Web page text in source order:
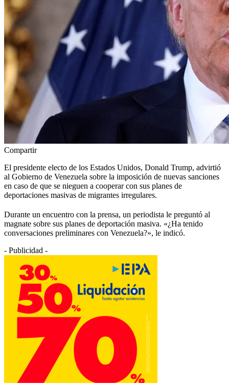
Compartir
El presidente electo de los Estados Unidos, Donald Trump, advirtió
al Gobierno de Venezuela sobre la imposición de nuevas sanciones
en caso de que se nieguen a cooperar con sus planes de
deportaciones masivas de migrantes irregulares.
Durante un encuentro con la prensa, un periodista le preguntó al
magnate sobre sus planes de deportación masiva. «¿Ha tenido
conversaciones preliminares con Venezuela?», le indicó.
- Publicidad -